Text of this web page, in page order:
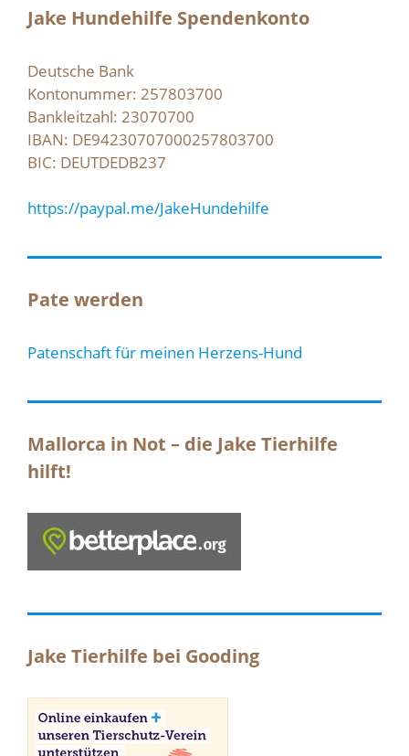
Jake Hundehilfe Spendenkonto
Deutsche Bank
Kontonummer: 257803700
Bankleitzahl: 23070700
IBAN: DE94230707000257803700
BIC: DEUTDEDB237
https://paypal.me/JakeHundehilfe
Pate werden
Patenschaft für meinen Herzens-Hund
Mallorca in Not – die Jake Tierhilfe
hilft!
Jake Tierhilfe bei Gooding